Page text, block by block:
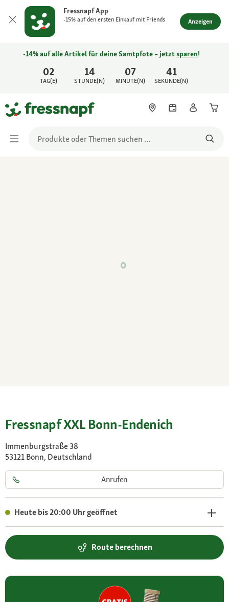
Fressnapf App
-15% auf den ersten Einkauf mit Friends Anzeigen
02
TAG(E)
14
STUNDE(N)
07
MINUTE(N)
41
SEKUNDE(N)
-14% auf alle Artikel für deine Samtpfote – jetztsparen!
Fressnapf XXL Bonn-Endenich
Immenburgstraße 38
53121 Bonn, Deutschland
Anrufen
Heute bis 20:00 Uhr geöffnet
Route berechnen